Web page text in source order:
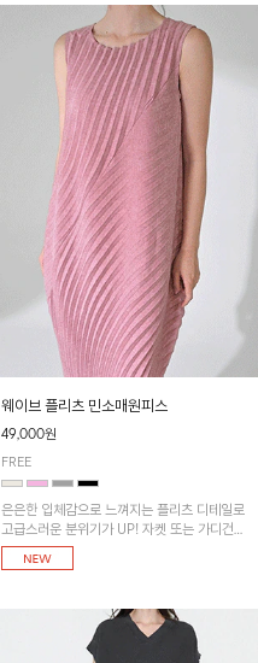
웨이브 플리츠 민소매원피스
49,000원
FREE
은은한 입체감으로 느껴지는 플리츠 디테일로
고급스러운 분위기가 UP! 자켓 또는 가디건과
같이 매치해도 잘 어울린답니다!